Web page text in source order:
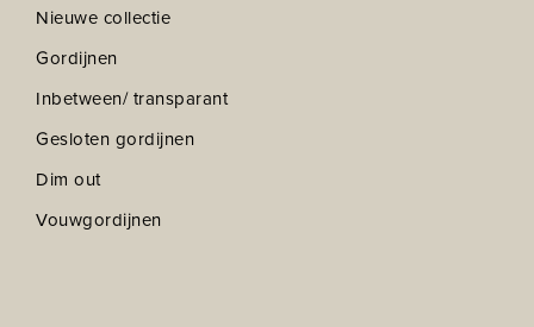
Nieuwe collectie
Gordijnen
Inbetween/ transparant
Gesloten gordijnen
Dim out
Vouwgordijnen